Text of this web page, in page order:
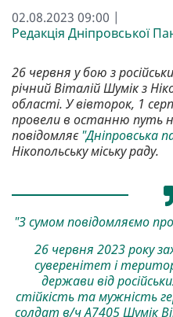
02.08.2023 09:00 |
Редакція Дніпровської
26 червня у бою з
річний Віталій Шумік з
області. У вівторок, 1
провели в останню путь
повідомляє"Дніпровська
Нікопольську міську раду.
"З сумом повідомляємо
26 червня 2023 року
суверенітет і
держави від
стійкість та мужність
солдат в/ч А7405 Шумік